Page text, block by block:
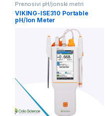
Prenosivi pH/jonski metri
VIKING-ISE310 Portable
pH/Ion Meter